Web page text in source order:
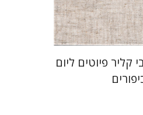
$64
קליר פיוטים ליום